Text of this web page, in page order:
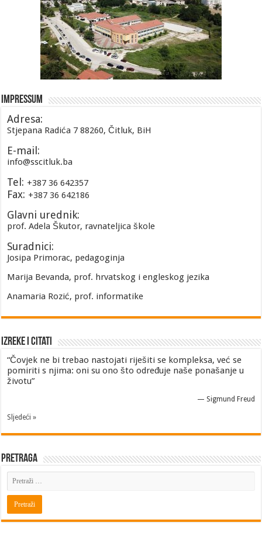
Impressum
Adresa:
Stjepana Radića 7 88260, Čitluk, BiH
E-mail:
info@sscitluk.ba
Tel: +387 36 642357
Fax: +387 36 642186
Glavni urednik:
prof. Adela Škutor, ravnateljica škole
Suradnici:
Josipa Primorac, pedagoginja
Marija Bevanda, prof. hrvatskog i engleskog jezika
Anamaria Rozić, prof. informatike
Izreke i Citati
“Čovjek ne bi trebao nastojati riješiti se kompleksa, već se
pomiriti s njima: oni su ono što određuje naše ponašanje u
životu”
— Sigmund Freud
Sljedeći »
Pretraga